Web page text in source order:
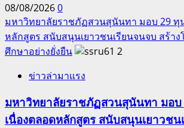
08/08/20260
มหาวิทยาลัยราชภัฏสวนสุนันทา มอบ 29 ทุ
หลักสูตร สนับสนุนเยาวชนเรียนจนจบ สร้าง
ศึกษาอย่างยั่งยืน
2
ข่าวล่ามาแรง
มหาวิทยาลัยราชภัฏสวนสุนันทา มอ
เนื่องตลอดหลักสูตร สนับสนุนเยาวชน